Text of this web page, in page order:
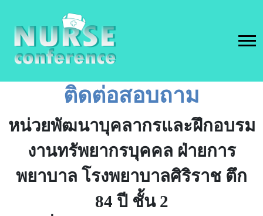
ติดต่อสอบถาม
หน่วยพัฒนาบุคลากรและฝึกอบรม
งานทรัพยากรบุคคล ฝ่ายการ
พยาบาล โรงพยาบาลศิริราช ตึก
84 ปี ชั้น 2